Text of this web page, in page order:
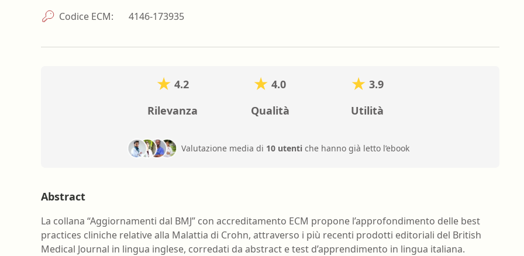
Codice ECM:
4146-173935
4.2
Rilevanza
4.0
Qualità
3.9
Utilità
Valutazione media di 10 utentiche hanno già letto l’ebook
Abstract
La collana “Aggiornamenti dal BMJ” con accreditamento ECM propone l’approfondimento delle best
practices cliniche relative alla Malattia di Crohn, attraverso i più recenti prodotti editoriali del British
Medical Journal in lingua inglese, corredati da abstract e test d’apprendimento in lingua italiana.